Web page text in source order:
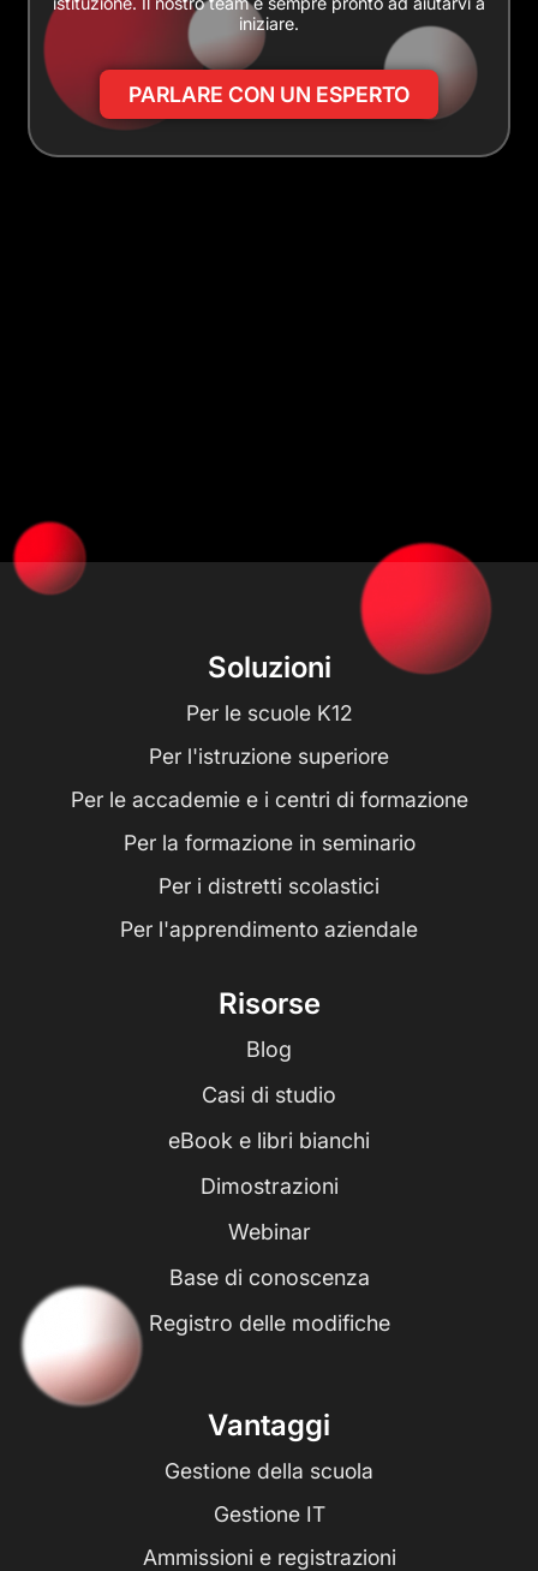
iniziare.
PARLARE CON UN ESPERTO
Soluzioni
Per le scuole K12
Per l'istruzione superiore
Per le accademie e i centri di formazione
Per la formazione in seminario
Per i distretti scolastici
Per l'apprendimento aziendale
Risorse
Blog
Casi di studio
eBook e libri bianchi
Dimostrazioni
Webinar
Base di conoscenza
Registro delle modifiche
Vantaggi
Gestione della scuola
Gestione IT
Ammissioni e registrazioni